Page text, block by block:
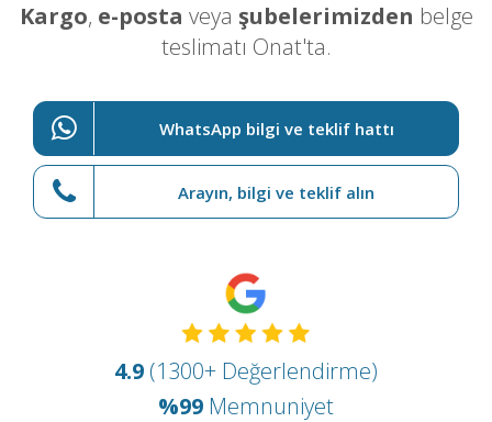
Kargo, e-posta veya şubelerimizden belge
teslimatı Onat'ta.
WhatsApp bilgi ve teklif hattı
Arayın, bilgi ve teklif alın
4.9 (1300+ Değerlendirme)
%99 Memnuniyet